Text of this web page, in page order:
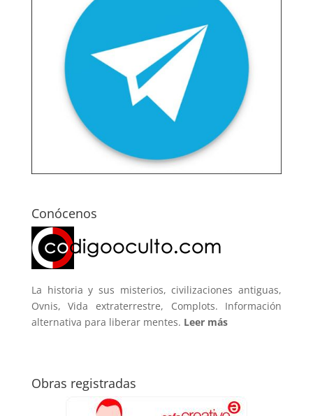
Conócenos
La historia y sus misterios, civilizaciones antiguas,
Ovnis, Vida extraterrestre, Complots. Información
alternativa para liberar mentes. Leer más
Obras registradas